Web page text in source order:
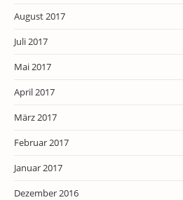
August 2017
Juli 2017
Mai 2017
April 2017
März 2017
Februar 2017
Januar 2017
Dezember 2016